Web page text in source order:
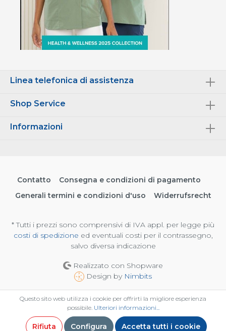
Linea telefonica di assistenza
Shop Service
Informazioni
Contatto
Consegna e condizioni di pagamento
Generali termini e condizioni d'uso
Widerrufsrecht
* Tutti i prezzi sono comprensivi di IVA appl. per legge più
costi di spedizione ed eventuali costi per il contrassegno,
salvo diversa indicazione
Realizzato con Shopware
Design by Nimbits
Questo sito web utilizza i cookie per offrirti la migliore esperienza
possibile. Ulteriori informazioni...
Rifiuta Configura Accetta tutti i cookie